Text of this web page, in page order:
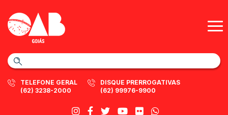
TELEFONE GERAL
(62) 3238-2000
DISQUE PRERROGATIVAS
(62) 99976-9900